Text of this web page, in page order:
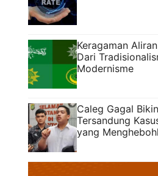
Keragaman
Dari
Modernisme
Caleg Gagal
Tersandung
yang